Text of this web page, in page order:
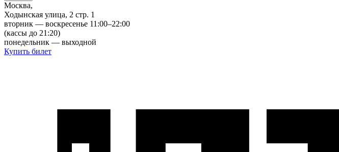
Москва,
Ходынская улица, 2 стр. 1
вторник — воскресенье 11:00–22:00
(кассы до 21:20)
понедельник — выходной
Купить билет